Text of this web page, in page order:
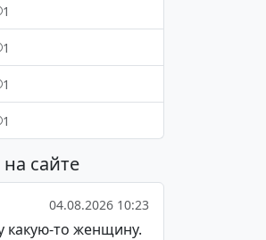
1
1
1
1
сайте
04.08.2026 10:23
какую-то женщину.